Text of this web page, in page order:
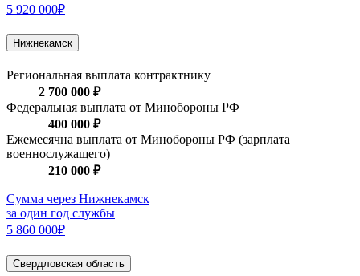
5 920 000₽
Нижнекамск
Региональная выплата контрактнику
2 700 000 ₽
Федеральная выплата от Минобороны РФ
400 000 ₽
Ежемесячна выплата от Минобороны РФ (зарплата
военнослужащего)
210 000 ₽
Сумма через Нижнекамск
за один год службы
5 860 000₽
Свердловская область